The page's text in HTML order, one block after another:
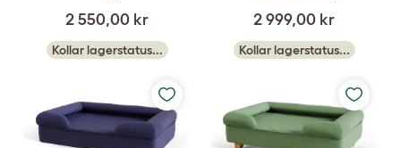
2 550,00 kr
Kollar lagerstatus...
2 999,00 kr
Kollar lagerstatus...